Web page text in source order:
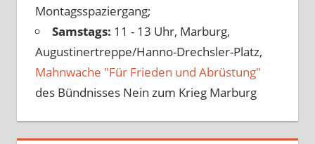
Montagsspaziergang;
Samstags: 11 - 13 Uhr, Marburg,
Augustinertreppe/Hanno-Drechsler-Platz,
Mahnwache "Für Frieden und Abrüstung"
des Bündnisses Nein zum Krieg Marburg